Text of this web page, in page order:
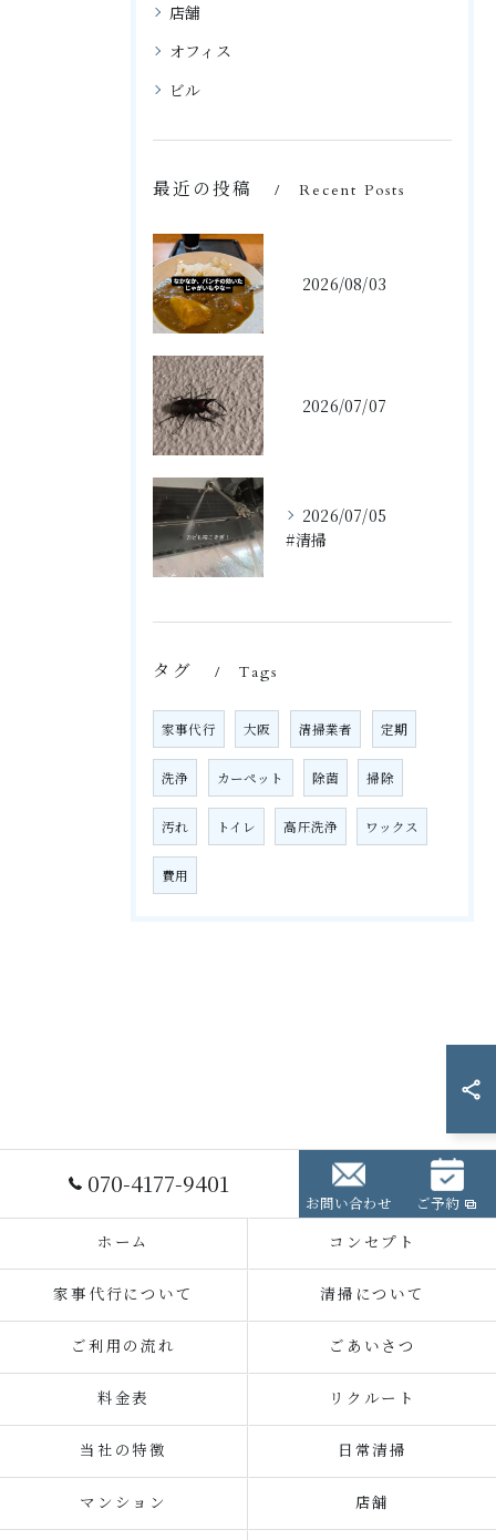
店舗
オフィス
ビル
最近の投稿 Recent Posts
2026/08/03
2026/07/07
2026/07/05
#清掃
タグ Tags
家事代行 大阪 清掃業者 定期
洗浄 カーペット 除菌 掃除
汚れ トイレ 高圧洗浄 ワックス
費用
070-4177-9401
お問い合わせ ご予約
ホーム コンセプト
家事代行について 清掃について
ご利用の流れ ごあいさつ
料金表 リクルート
当社の特徴 日常清掃
マンション 店舗